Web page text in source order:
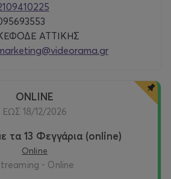
ΑΤΤΙΚΗΣ
ONLINE
ΕΩΣ 18/12/2026
τα 13 Φεγγάρια (online)
Online
- Online